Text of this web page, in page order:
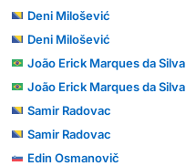
Deni Milošević
Deni Milošević
João Erick Marques da Silva
João Erick Marques da Silva
Samir Radovac
Samir Radovac
Edin Osmanovič